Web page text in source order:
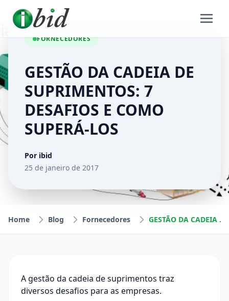
FORNECEDORES
GESTÃO DA CADEIA DE
SUPRIMENTOS: 7
DESAFIOS E COMO
SUPERÁ-LOS
Por ibid
25 de janeiro de 2017
Home Blog Fornecedores GESTÃO DA CADEIA DE SUPRIMENTOS: 7 DESAFIOS E COMO SUPERÁ-LOS
A gestão da cadeia de suprimentos traz
diversos desafios para as empresas.